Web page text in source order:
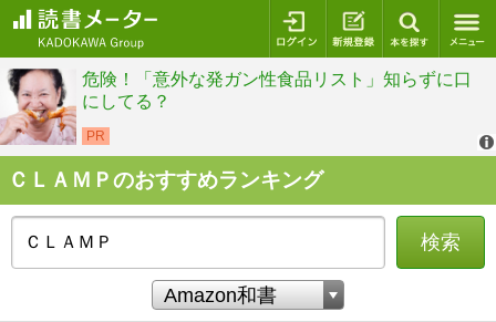
ログイン 新規登録
ＣＬＡＭＰのおすすめランキング
検索